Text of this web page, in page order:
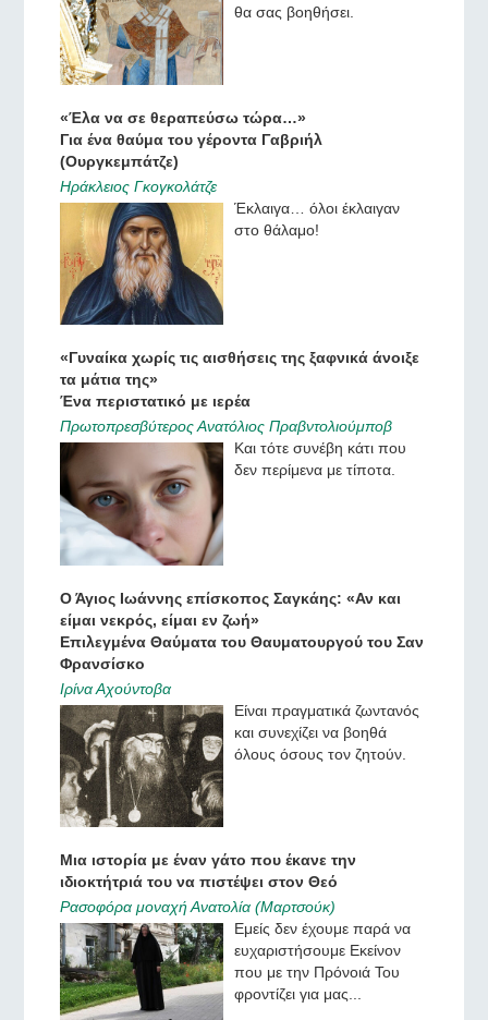
θα σας βοηθήσει.
«Έλα να σε θεραπεύσω τώρα…»
Για ένα θαύμα του γέροντα Γαβριήλ
(Ουργκεμπάτζε)
Ηράκλειος Γκογκολάτζε
Έκλαιγα… όλοι έκλαιγαν
στο θάλαμο!
«Γυναίκα χωρίς τις αισθήσεις της ξαφνικά άνοιξε
τα μάτια της»
Ένα περιστατικό με ιερέα
Πρωτοπρεσβύτερος Ανατόλιος Πραβντολιούμποβ
Και τότε συνέβη κάτι που
δεν περίμενα με τίποτα.
Ο Άγιος Ιωάννης επίσκοπος Σαγκάης: «Αν και
είμαι νεκρός, είμαι εν ζωή»
Επιλεγμένα Θαύματα του Θαυματουργού του Σαν
Φρανσίσκο
Ιρίνα Αχούντοβα
Είναι πραγματικά ζωντανός
και συνεχίζει να βοηθά
όλους όσους τον ζητούν.
Μια ιστορία με έναν γάτο που έκανε την
ιδιοκτήτριά του να πιστέψει στον Θεό
Ρασοφόρα μοναχή Ανατολία (Μαρτσούκ)
Εμείς δεν έχουμε παρά να
ευχαριστήσουμε Εκείνον
που με την Πρόνοιά Του
φροντίζει για μας...